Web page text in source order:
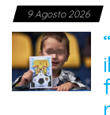
9 Agosto 2026